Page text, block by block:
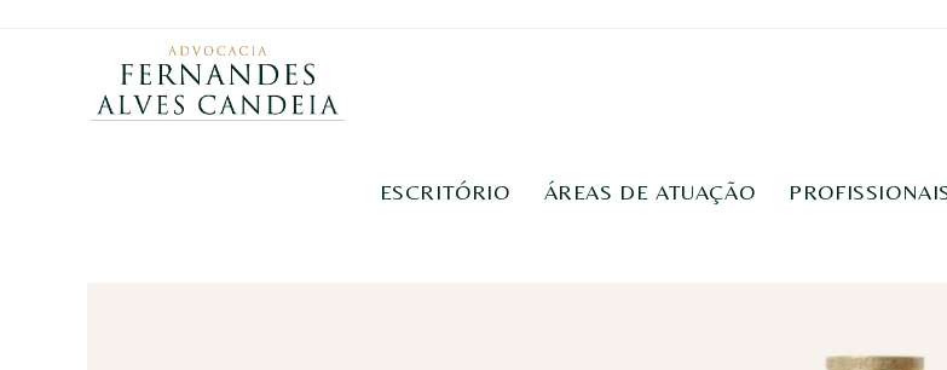
ESCRITÓRIO ÁREAS DE ATUAÇÃO